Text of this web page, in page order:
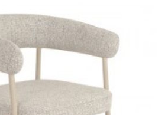
KRZESŁO BIG ASTON
SZARE I